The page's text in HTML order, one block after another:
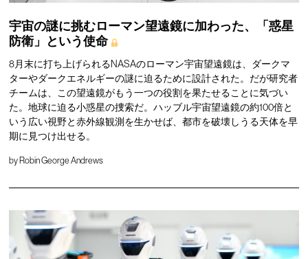
宇宙の謎に挑むローマン望遠鏡に加わった、「惑星
防衛」という使命
8月末に打ち上げられるNASAのローマン宇宙望遠鏡は、ダークマ
ターやダークエネルギーの謎に迫るために設計された。だが研究者
チームは、この望遠鏡がもう一つの役割を果たせることに気づい
た。地球に迫る小惑星の捜索だ。ハッブル宇宙望遠鏡の約100倍と
いう広い視野と赤外線観測を生かせば、都市を破壊しうる天体を早
期に見つけ出せる。
byRobin George Andrews